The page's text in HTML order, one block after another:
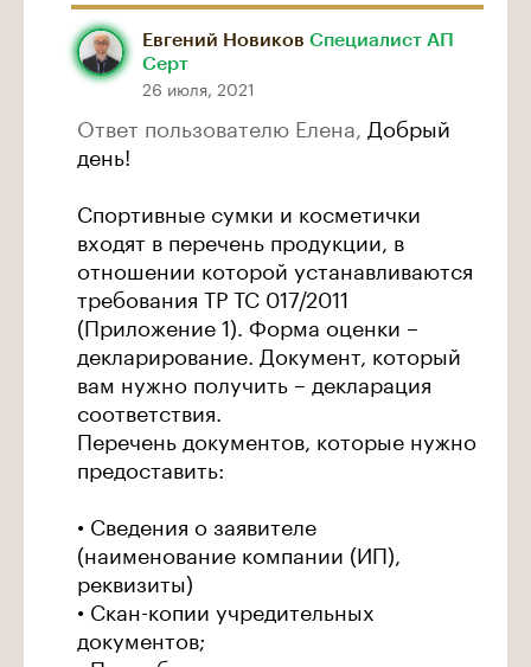
Евгений Новиков Специалист АП
Серт
26 июля, 2021
Ответ пользователю Елена, Добрый
день!
Спортивные сумки и косметички
входят в перечень продукции, в
отношении которой устанавливаются
требования ТР ТС 017/2011
(Приложение 1). Форма оценки –
декларирование. Документ, который
вам нужно получить – декларация
соответствия.
Перечень документов, которые нужно
предоставить:
• Сведения о заявителе
(наименование компании (ИП),
реквизиты)
• Скан-копии учредительных
документов;